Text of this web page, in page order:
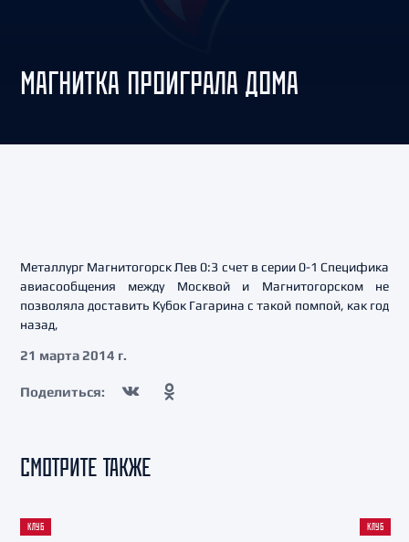
МАГНИТКА ПРОИГРАЛА ДОМА
Металлург Магнитогорск Лев 0:3 счет в серии 0-1 Специфика
авиасообщения между Москвой и Магнитогорском не
позволяла доставить Кубок Гагарина с такой помпой, как год
назад,
21 марта 2014 г.
Поделиться:
СМОТРИТЕ ТАКЖЕ
КЛУБ КЛУБ